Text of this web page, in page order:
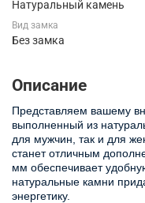
Натуральный камень
Вид замка
Без замка
Описание
Представляем вашему
выполненный из
для мужчин, так и для
станет отличным
мм обеспечивает
натуральные камни
энергетику.